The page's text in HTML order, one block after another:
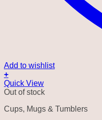
Add to wishlist
+
Quick View
Out of stock
Cups, Mugs & Tumblers